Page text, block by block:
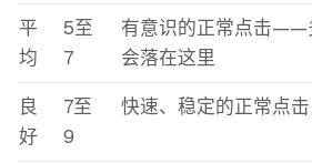
平
均
5至
7
有意识的正常点击——
会落在这里
良
好
7至
9
快速、稳定的正常点